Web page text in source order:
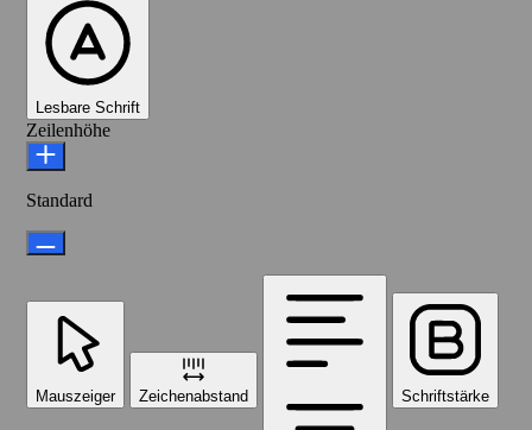
Lesbare Schrift
Zeilenhöhe
Standard
Mauszeiger Zeichenabstand Schriftstärke